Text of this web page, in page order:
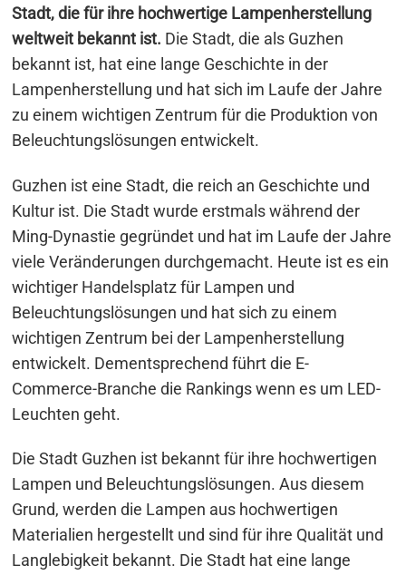
Stadt, die für ihre hochwertige Lampenherstellung
weltweit bekannt ist. Die Stadt, die als Guzhen
bekannt ist, hat eine lange Geschichte in der
Lampenherstellung und hat sich im Laufe der Jahre
zu einem wichtigen Zentrum für die Produktion von
Beleuchtungslösungen entwickelt.
Guzhen ist eine Stadt, die reich an Geschichte und
Kultur ist. Die Stadt wurde erstmals während der
Ming-Dynastie gegründet und hat im Laufe der Jahre
viele Veränderungen durchgemacht. Heute ist es ein
wichtiger Handelsplatz für Lampen und
Beleuchtungslösungen und hat sich zu einem
wichtigen Zentrum bei der Lampenherstellung
entwickelt. Dementsprechend führt die E-
Commerce-Branche die Rankings wenn es um LED-
Leuchten geht.
Die Stadt Guzhen ist bekannt für ihre hochwertigen
Lampen und Beleuchtungslösungen. Aus diesem
Grund, werden die Lampen aus hochwertigen
Materialien hergestellt und sind für ihre Qualität und
Langlebigkeit bekannt. Die Stadt hat eine lange